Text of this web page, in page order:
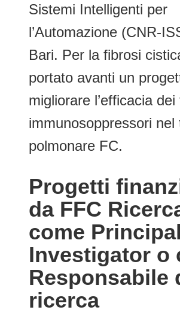
Sistemi Intelligenti per
l’Automazione (CNR-
Bari. Per la fibrosi
portato avanti un
migliorare l’efficacia
immunosoppressori nel
polmonare FC.
Progetti
da FFC
come Principal
Investigator o
Responsabile
ricerca